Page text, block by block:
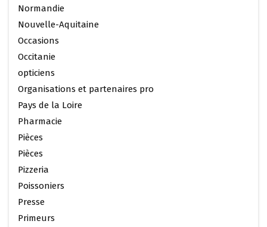
Normandie
Nouvelle-Aquitaine
Occasions
Occitanie
opticiens
Organisations et partenaires pro
Pays de la Loire
Pharmacie
Pièces
Pièces
Pizzeria
Poissoniers
Presse
Primeurs